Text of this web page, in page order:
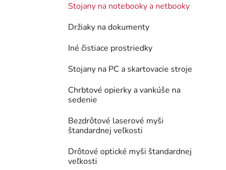
Stojany na notebooky a netbooky
Držiaky na dokumenty
Iné čistiace prostriedky
Stojany na PC a skartovacie stroje
Chrbtové opierky a vankúše na
sedenie
Bezdrôtové laserové myši
štandardnej veľkosti
Drôtové optické myši štandardnej
veľkosti